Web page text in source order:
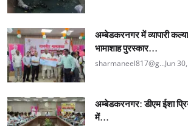
अम्बेडकरनगर में व्यापारी
भामाशाह पुरस्कार...
sharmaneel817@g...Jun
अम्बेडकरनगर: डीएम ईशा
में...